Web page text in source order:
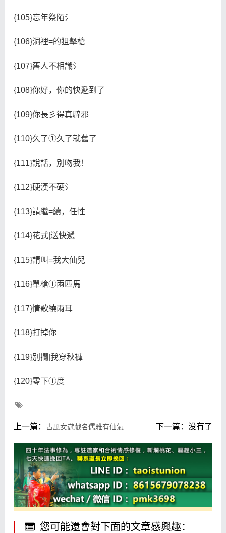
{105}忘年祭陌氵
{106}洞裡=的狙擊槍
{107}舊人不相識氵
{108}你好，你的快遞到了
{109}你長彡得真辟邪
{110}久了①久了就舊了
{111}說話，別吻我！
{112}硬漢不硬氵
{113}請繼=續，任性
{114}花式|送快遞
{115}請叫=我大仙兒
{116}單槍①兩匹馬
{117}情歌繞兩耳
{118}打掉你
{119}別攔|我穿秋褲
{120}零下①度
上一篇： 古風女遊戲名儒雅有仙氣 下一篇：没有了
您可能還會對下面的文章感興趣：